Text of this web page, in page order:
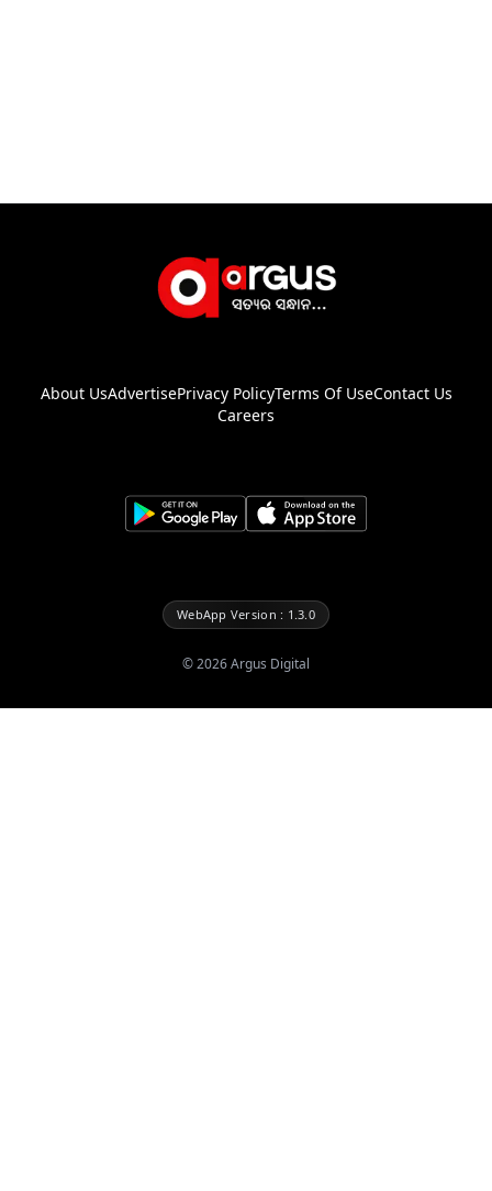
About UsAdvertisePrivacy PolicyTerms Of UseContact Us
Careers
WebApp Version : 1.3.0
©2026Argus Digital